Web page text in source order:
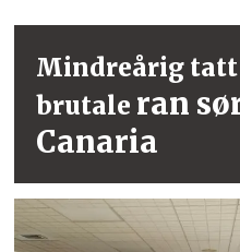
Mindreårig
brutale ran
Canaria